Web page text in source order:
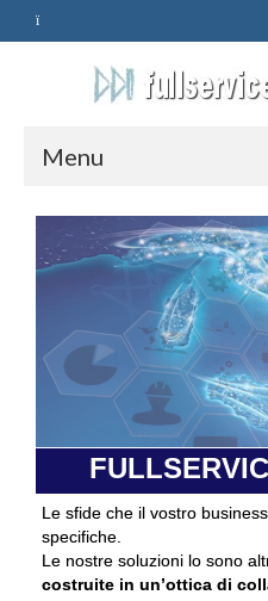
Menu
HOME
SERVIZI
ASSISTENZA
POLITICA
Qualità
PRIVACY
CONTATTI
Le sfide che il vostro
specifiche.
Le nostre soluzioni lo sono
costruite in un’ottica di